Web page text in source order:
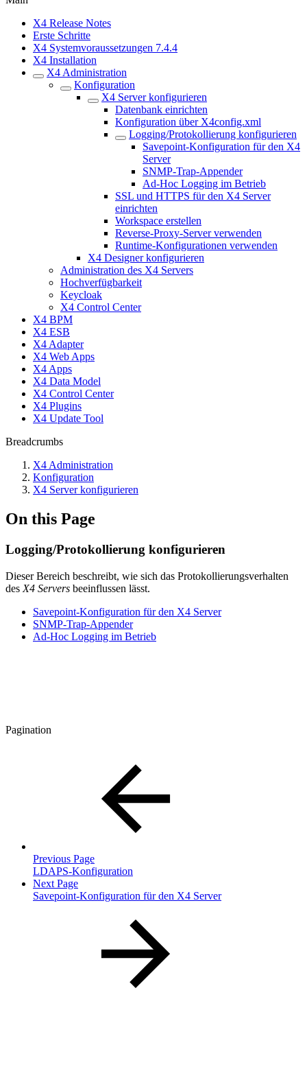
X4 Release Notes
Erste Schritte
X4 Systemvoraussetzungen 7.4.4
X4 Installation
X4 Administration
Konfiguration
X4 Server konfigurieren
Datenbank einrichten
Konfiguration über X4config.xml
Logging/Protokollierung konfigurieren
Savepoint-Konfiguration für den X4
Server
SNMP-Trap-Appender
Ad-Hoc Logging im Betrieb
SSL und HTTPS für den X4 Server
einrichten
Workspace erstellen
Reverse-Proxy-Server verwenden
Runtime-Konfigurationen verwenden
X4 Designer konfigurieren
Administration des X4 Servers
Hochverfügbarkeit
Keycloak
X4 Control Center
X4 BPM
X4 ESB
X4 Adapter
X4 Web Apps
X4 Apps
X4 Data Model
X4 Control Center
X4 Plugins
X4 Update Tool
Breadcrumbs
X4 Administration
Konfiguration
X4 Server konfigurieren
On this Page
Logging/Protokollierung konfigurieren
Dieser Bereich beschreibt, wie sich das Protokollierungsverhalten
des X4 Servers beeinflussen lässt.
Savepoint-Konfiguration für den X4 Server
SNMP-Trap-Appender
Ad-Hoc Logging im Betrieb
Pagination
Previous Page
LDAPS-Konfiguration
Next Page
Savepoint-Konfiguration für den X4 Server